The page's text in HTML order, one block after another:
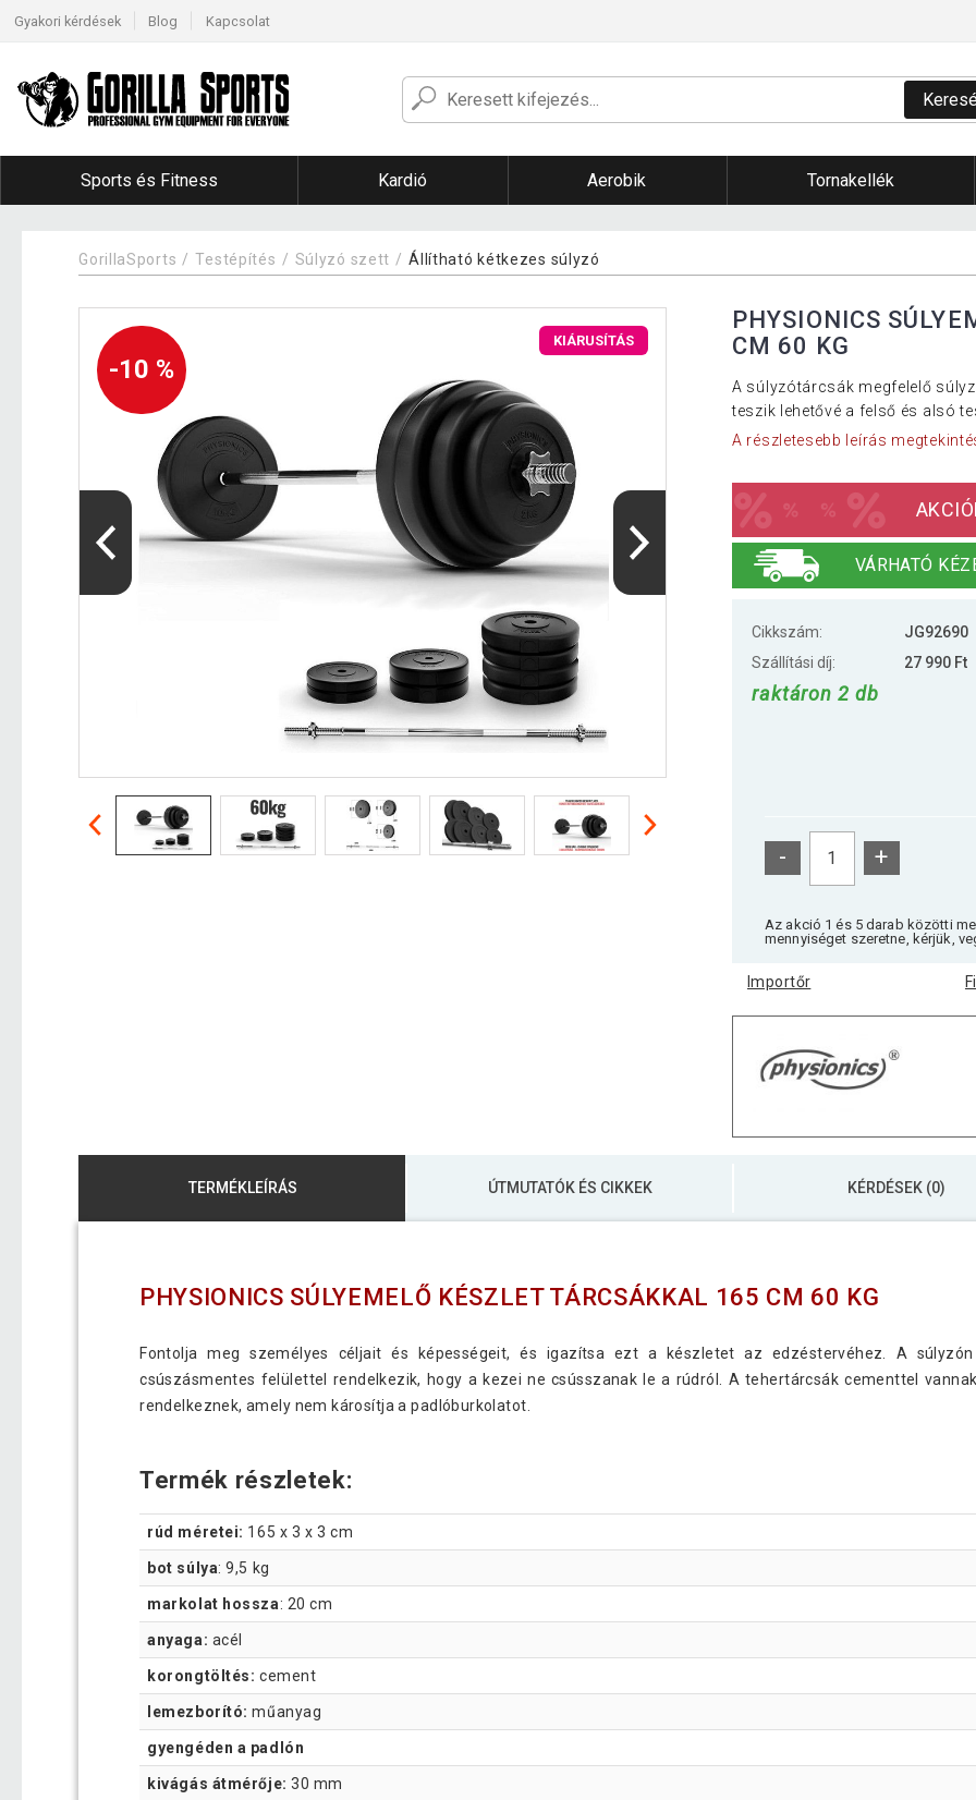
Gyakori kérdések Blog Kapcsolat
Sports és Fitness Kardió Aerobik Tornakellék
GorillaSports Testépítés Súlyzó szett Állítható kétkezes súlyzó
-10 %
KIÁRUSÍTÁS
PHYSIONICS
CM 60 KG
A súlyzótárcsák megfelelő
teszik lehetővé a felső és alsó
A részletesebb leírás
VÁRHATÓ
Cikkszám:
JG92690
Szállítási díj:
27 990 Ft
raktáron 2 db
- +
Az akció 1 és 5 darab közötti
mennyiséget szeretne, kérjük,
Importőr
TERMÉKLEÍRÁS ÚTMUTATÓK ÉS CIKKEK KÉRDÉSEK (0)
PHYSIONICS SÚLYEMELŐ KÉSZLET TÁRCSÁKKAL 165 CM 60 KG
Fontolja meg személyes céljait és képességeit, és igazítsa ezt a készletet az edzéstervéhez. A
csúszásmentes felülettel rendelkezik, hogy a kezei ne csússzanak le a rúdról. A tehertárcsák cementtel
rendelkeznek, amely nem károsítja a padlóburkolatot.
Termék részletek:
rúd méretei: 165 x 3 x 3 cm
bot súlya: 9,5 kg
markolat hossza: 20 cm
anyaga: acél
korongtöltés: cement
lemezborító: műanyag
gyengéden a padlón
kivágás átmérője: 30 mm